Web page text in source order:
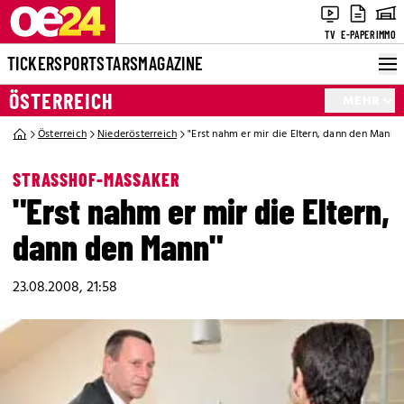
TV E-PAPERIMMO
TICKERSPORTSTARSMAGAZINE
ÖSTERREICH
Österreich Niederösterreich "Erst nahm er mir die Eltern, dann den Mann"
STRASSHOF-MASSAKER
"Erst nahm er mir die Eltern,
dann den Mann"
23.08.2008, 21:58